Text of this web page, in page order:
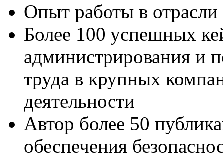
Опыт работы в отрасли
Более 100 успешных
администрирования и
труда в крупных
деятельности
Автор более 50
обеспечения